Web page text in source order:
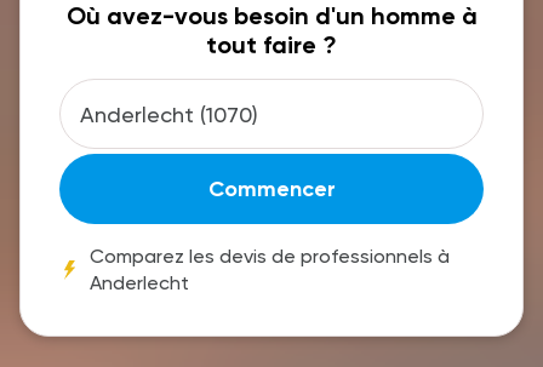
Où avez-vous besoin d'un homme à
tout faire ?
Commencer
Comparez les devis de professionnels à
Anderlecht